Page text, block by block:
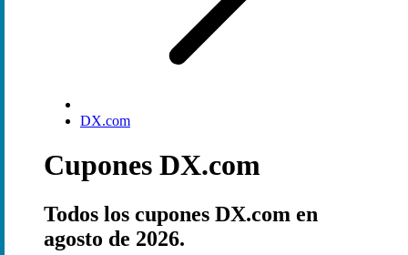
DX.com
Cupones DX.com
Todos los cupones DX.com en
agosto de 2026.